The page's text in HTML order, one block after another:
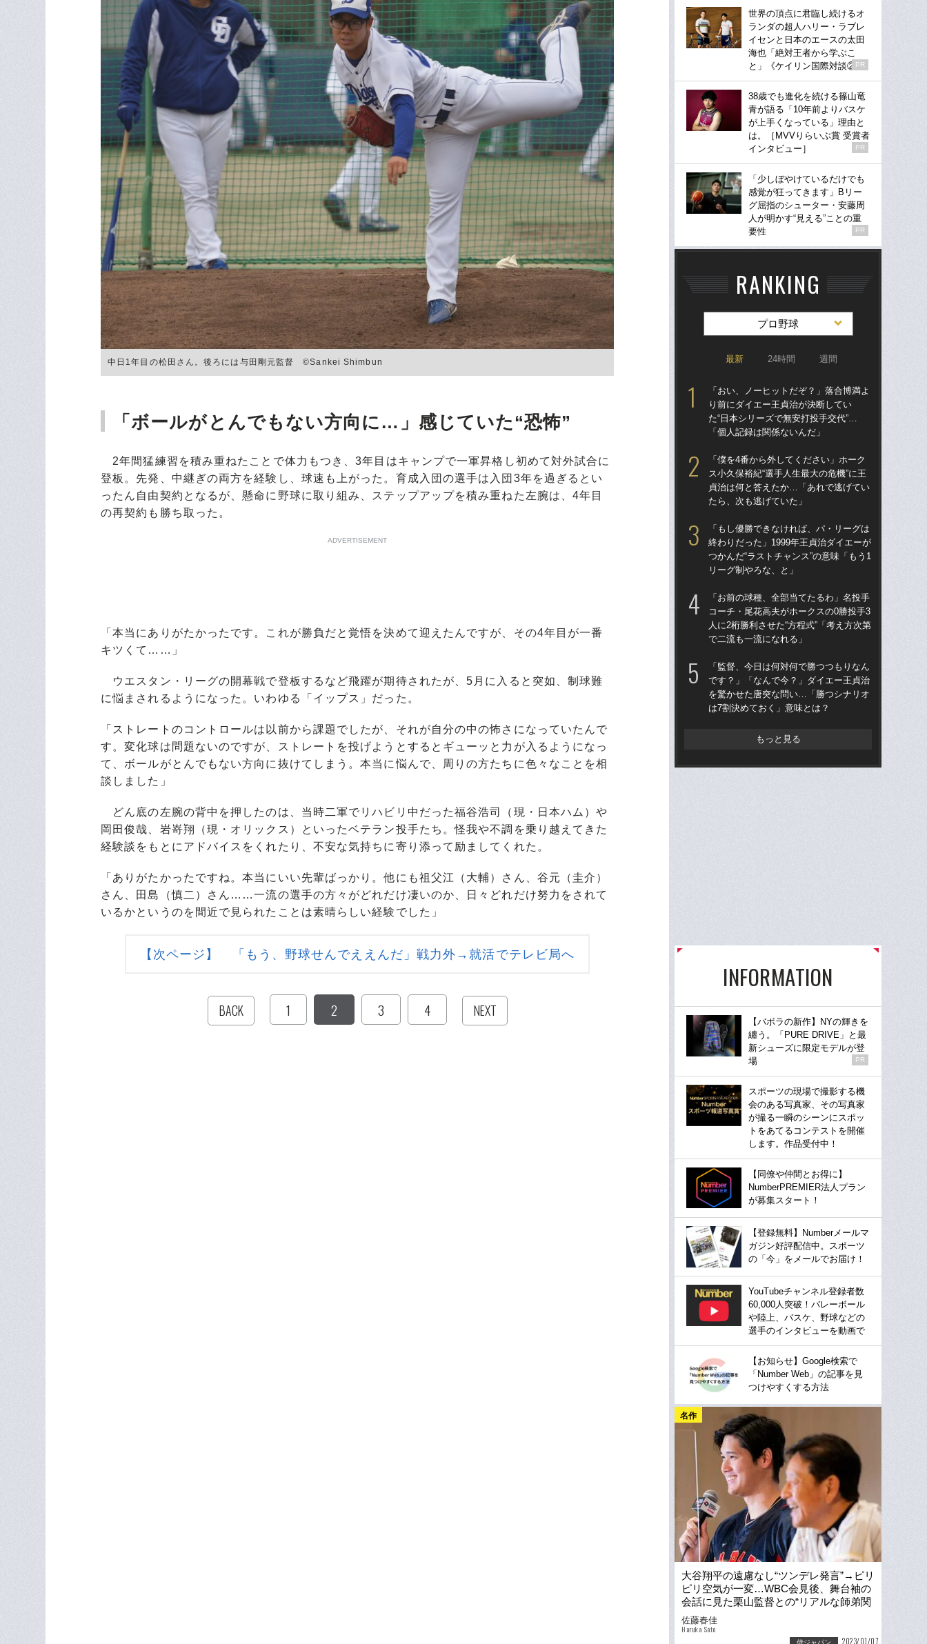
中日1年目の松田さん。後ろには与田剛元監督 ©Sankei Shimbun
「ボールがとんでもない方向に…」感じていた“恐怖”
2年間猛練習を積み重ねたことで体力もつき、3年目はキャンプで一軍昇格し初めて対外試合に
登板。先発、中継ぎの両方を経験し、球速も上がった。育成入団の選手は入団3年を過ぎるとい
ったん自由契約となるが、懸命に野球に取り組み、ステップアップを積み重ねた左腕は、4年目
の再契約も勝ち取った。
ADVERTISEMENT
「本当にありがたかったです。これが勝負だと覚悟を決めて迎えたんですが、その4年目が一番
キツくて……」
ウエスタン・リーグの開幕戦で登板するなど飛躍が期待されたが、5月に入ると突如、制球難
に悩まされるようになった。いわゆる「イップス」だった。
「ストレートのコントロールは以前から課題でしたが、それが自分の中の怖さになっていたんで
す。変化球は問題ないのですが、ストレートを投げようとするとギューッと力が入るようになっ
て、ボールがとんでもない方向に抜けてしまう。本当に悩んで、周りの方たちに色々なことを相
談しました」
どん底の左腕の背中を押したのは、当時二軍でリハビリ中だった福谷浩司（現・日本ハム）や
岡田俊哉、岩嵜翔（現・オリックス）といったベテラン投手たち。怪我や不調を乗り越えてきた
経験談をもとにアドバイスをくれたり、不安な気持ちに寄り添って励ましてくれた。
「ありがたかったですね。本当にいい先輩ばっかり。他にも祖父江（大輔）さん、谷元（圭介）
さん、田島（慎二）さん……一流の選手の方々がどれだけ凄いのか、日々どれだけ努力をされて
いるかというのを間近で見られたことは素晴らしい経験でした」
【次ページ】 「もう、野球せんでええんだ」戦力外→就活でテレビ局へ
BACK 1 2 3 4 NEXT
世界の頂点に君臨し続けるオ
ランダの超人ハリー・ラブレ
イセンと日本のエースの太田
海也「絶対王者から学ぶこ
と」《ケイリン国際対談②》
PR
38歳でも進化を続ける篠山竜
青が語る「10年前よりバスケ
が上手くなっている」理由と
は。［MVVりらいぶ賞 受賞者
インタビュー］
PR
「少しぼやけているだけでも
感覚が狂ってきます」Bリー
グ屈指のシューター・安藤周
人が明かす“見える”ことの重
要性
PR
RANKING
プロ野球
最新 24時間 週間
「おい、ノーヒットだぞ？」落合博満よ
り前にダイエー王貞治が決断してい
た“日本シリーズで無安打投手交代”…
「個人記録は関係ないんだ」
「僕を4番から外してください」ホーク
ス小久保裕紀“選手人生最大の危機”に王
貞治は何と答えたか…「あれで逃げてい
たら、次も逃げていた」
「もし優勝できなければ、パ・リーグは
終わりだった」1999年王貞治ダイエーが
つかんだ“ラストチャンス”の意味「もう1
リーグ制やろな、と」
「お前の球種、全部当てたるわ」名投手
コーチ・尾花高夫がホークスの0勝投手3
人に2桁勝利させた“方程式”「考え方次第
で二流も一流になれる」
「監督、今日は何対何で勝つつもりなん
です？」「なんで今？」ダイエー王貞治
を驚かせた唐突な問い…「勝つシナリオ
は7割決めておく」意味とは？
もっと見る
INFORMATION
【バボラの新作】NYの輝きを
纏う。「PURE DRIVE」と最
新シューズに限定モデルが登
場
PR
スポーツの現場で撮影する機
会のある写真家、その写真家
が撮る一瞬のシーンにスポッ
トをあてるコンテストを開催
します。作品受付中！
【同僚や仲間とお得に】
NumberPREMIER法人プラン
が募集スタート！
【登録無料】Numberメールマ
ガジン好評配信中。スポーツ
の「今」をメールでお届け！
YouTubeチャンネル登録者数
60,000人突破！バレーボール
や陸上、バスケ、野球などの
選手のインタビューを動画で
【お知らせ】Google検索で
「Number Web」の記事を見
つけやすくする方法
名作
大谷翔平の遠慮なし“ツンデレ発言”→ピリ
ピリ空気が一変…WBC会見後、舞台袖の
会話に見た栗山監督との“リアルな師弟関
係”
佐藤春佳
Haruka Sato
侍ジャパン 2023/01/07